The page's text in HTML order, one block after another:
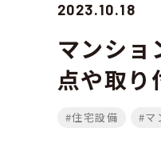
2023.10.18
マンショ
点や取り
#住宅設備 #マ